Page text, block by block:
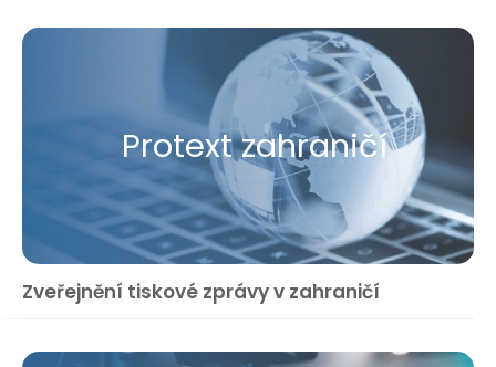
Protext zahraničí
Zveřejnění tiskové zprávy v zahraničí